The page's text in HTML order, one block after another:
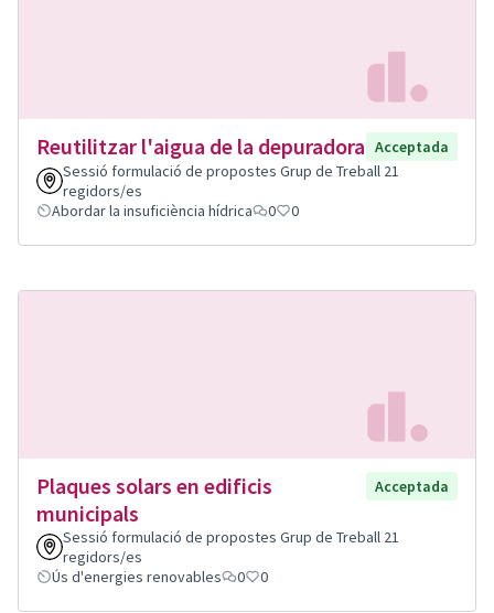
Reutilitzar l'aigua de la depuradora Acceptada
Sessió formulació de propostes Grup de Treball 21
regidors/es
Abordar la insuficiència hídrica
0 0
Plaques solars en edificis
municipals
Acceptada
Sessió formulació de propostes Grup de Treball 21
regidors/es
Ús d'energies renovables
0 0